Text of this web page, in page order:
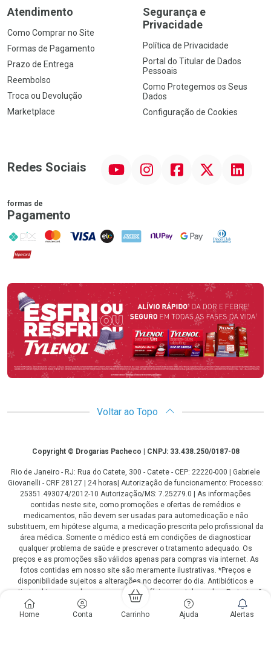
Home Conta Carrinho Ajuda Alertas
Atendimento
Como Comprar no Site
Formas de Pagamento
Prazo de Entrega
Reembolso
Troca ou Devolução
Marketplace
Segurança e
Privacidade
Política de Privacidade
Portal do Titular de Dados
Pessoais
Como Protegemos os Seus
Dados
Configuração de Cookies
Redes Sociais InstagramFacebookTwitter Linkedin
formas de
Pagamento
PIX MasterCard
VISA ELO AMEX NuPay Google PayDiners Club
Hipercard
Promoção em Destaque
Voltar ao Topo
CopyrightCopyright © Drogarias Pacheco | CNPJ: 33.438.250/0187-08
Rio de Janeiro - RJ: Rua do Catete, 300 - Catete - CEP: 22220-000 | Gabriele
Giovanelli - CRF 28127 | 24 horas| Autorização de funcionamento: Processo:
25351.493074/2012-10 Autorização/MS: 7.25279.0 | As informações
contidas neste site, como promoções e ofertas de remédios e
medicamentos, não devem ser usadas para automedicação e não
substituem, em hipótese alguma, a medicação prescrita pelo profissional da
área médica. Somente o médico está em condições de diagnosticar
qualquer problema de saúde e prescrever o tratamento adequado. Os
preços e as promoções são válidos apenas para compras via internet. As
fotos contidas em nosso site são meramente ilustrativas. *Preços e
disponibilidade sujeitos a alterações no decorrer do dia. Antibióticos e
antimicrobianos vendas apenas em lojas físicas ou televendas. Portaria nº
344 - 01/02/1999 - Ministério da Saúde. Horário de funcionamento Central
de Vendas e Atendimento ao Cliente 4020 4404 ou 0800 282 10 10 de